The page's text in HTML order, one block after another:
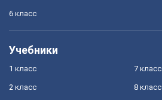
6 класс
Учебники
1 класс
2 класс
7 класс
8 класс